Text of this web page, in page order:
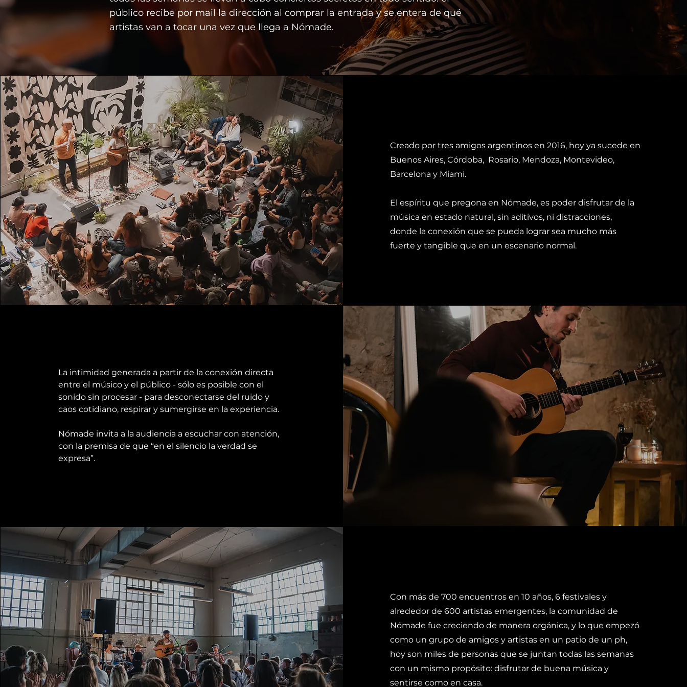
público recibe por mail la dirección al comprar la entrada y se entera de qué
artistas van a tocar una vez que llega a Nómade.
Creado por tres amigos argentinos en 2016, hoy ya sucede en
Buenos Aires, Córdoba, Rosario, Mendoza, Montevideo,
Barcelona y Miami.
El espíritu que pregona en Nómade, es poder disfrutar de la
música en estado natural, sin aditivos, ni distracciones,
donde la conexión que se pueda lograr sea mucho más
fuerte y tangible que en un escenario normal.
La intimidad generada a partir de la conexión directa
entre el músico y el público - sólo es posible con el
sonido sin procesar - para desconectarse del ruido y
caos cotidiano, respirar y sumergirse en la experiencia.
Nómade invita a la audiencia a escuchar con atención,
con la premisa de que “en el silencio la verdad se
expresa”.
Con más de 700 encuentros en 10 años, 6 festivales y
alrededor de 600 artistas emergentes, la comunidad de
Nómade fue creciendo de manera orgánica, y lo que empezó
como un grupo de amigos y artistas en un patio de un ph,
hoy son miles de personas que se juntan todas las semanas
con un mismo propósito: disfrutar de buena música y
sentirse como en casa.